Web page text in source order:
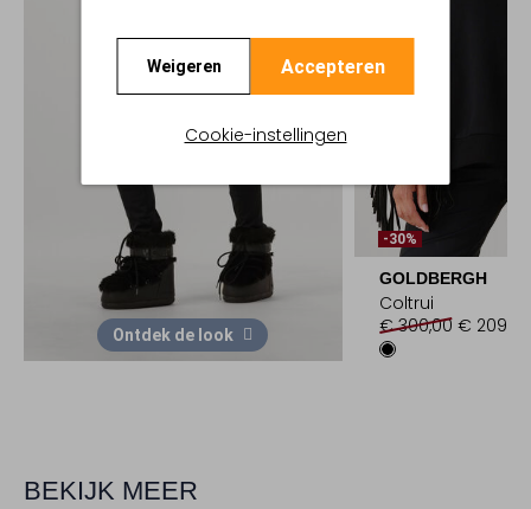
Weigeren Accepteren
Cookie-instellingen
Ontdek de look
-30%
GOLDBERGH
Coltrui
€ 300,00 € 209,99
BEKIJK MEER